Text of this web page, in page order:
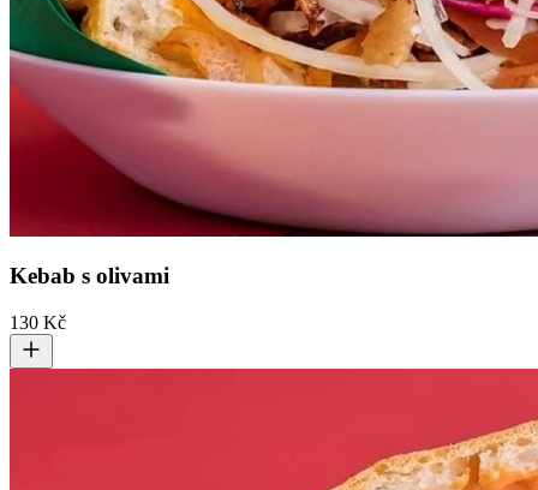
Kebab s olivami
130 Kč